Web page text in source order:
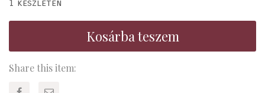
1 készleten
Kosárba teszem
Share this item: